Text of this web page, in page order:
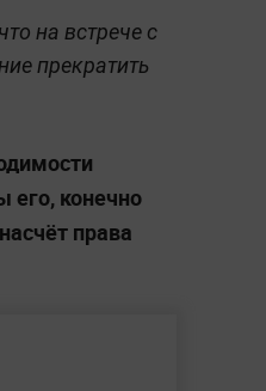
на встрече с
прекратить
его, конечно
права